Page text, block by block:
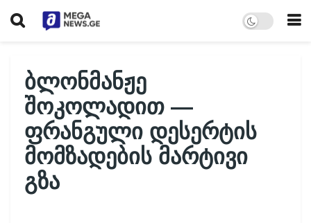
ბლონმანჟე
შოკოლადით —
ფრანგული დესერტის
მომზადების მარტივი
გზა